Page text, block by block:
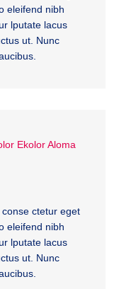
eleifend nibh
lputate lacus
ut. Nunc
Ekolor Aloma
ctetur eget
eleifend nibh
lputate lacus
ut. Nunc